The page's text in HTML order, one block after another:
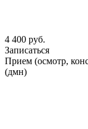
4 400 руб.
Записаться
Прием (осмотр,
(дмн)